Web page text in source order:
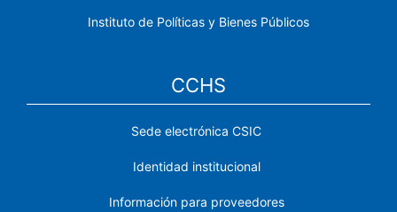
Instituto de Políticas y Bienes Públicos
CCHS
Sede electrónica CSIC
Identidad institucional
Información para proveedores